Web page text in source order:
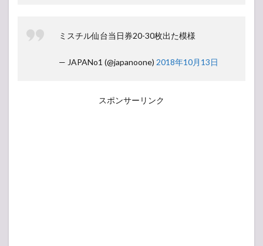
ミスチル仙台当日券20-30枚出た模様
— JAPANo1 (@japanoone) 2018年10月13日
スポンサーリンク